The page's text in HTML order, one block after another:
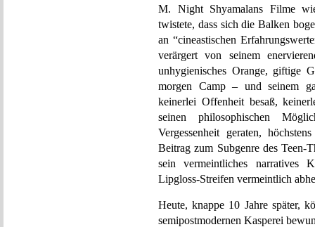
M. Night Shyamalans Filme
twistete, dass sich die Balken
an “cineastischen
verärgert von seinem
unhygienisches Orange, giftige
morgen Camp – und seinem
keinerlei Offenheit besaß,
seinen philosophischen
Vergessenheit geraten,
Beitrag zum Subgenre des Teen-
sein vermeintliches narratives
Lipgloss-Streifen vermeintlich
Heute, knappe 10 Jahre später,
semipostmodernen Kasperei